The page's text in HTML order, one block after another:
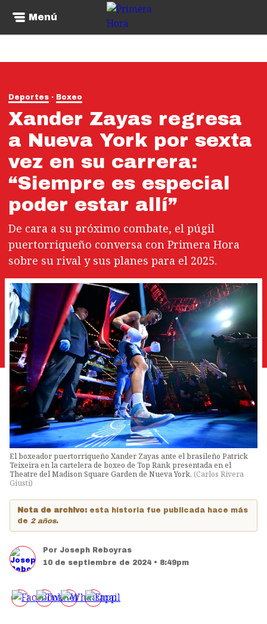
Menú
Deportes Boxeo
Xander Zayas regresa
a Nueva York por sexta
vez en su carrera:
“Siempre es especial
poder estar allí”
De cara a su próximo combate, el púgil
puertorriqueño conversa con Primera Hora
sobre su rival y sus planes para el 2025.
El boxeador puertorriqueño Xander Zayas ante el brasileño Patrick
Teixeira en la cartelera de boxeo de Top Rank presentada en el
Theatre del Madison Square Garden de Nueva York. (Carlos Rivera
Giusti)
Nota de archivo: esta historia fue publicada hace más
de 2 años.
Por Joseph Reboyras
10 de septiembre de 2024 • 8:49pm